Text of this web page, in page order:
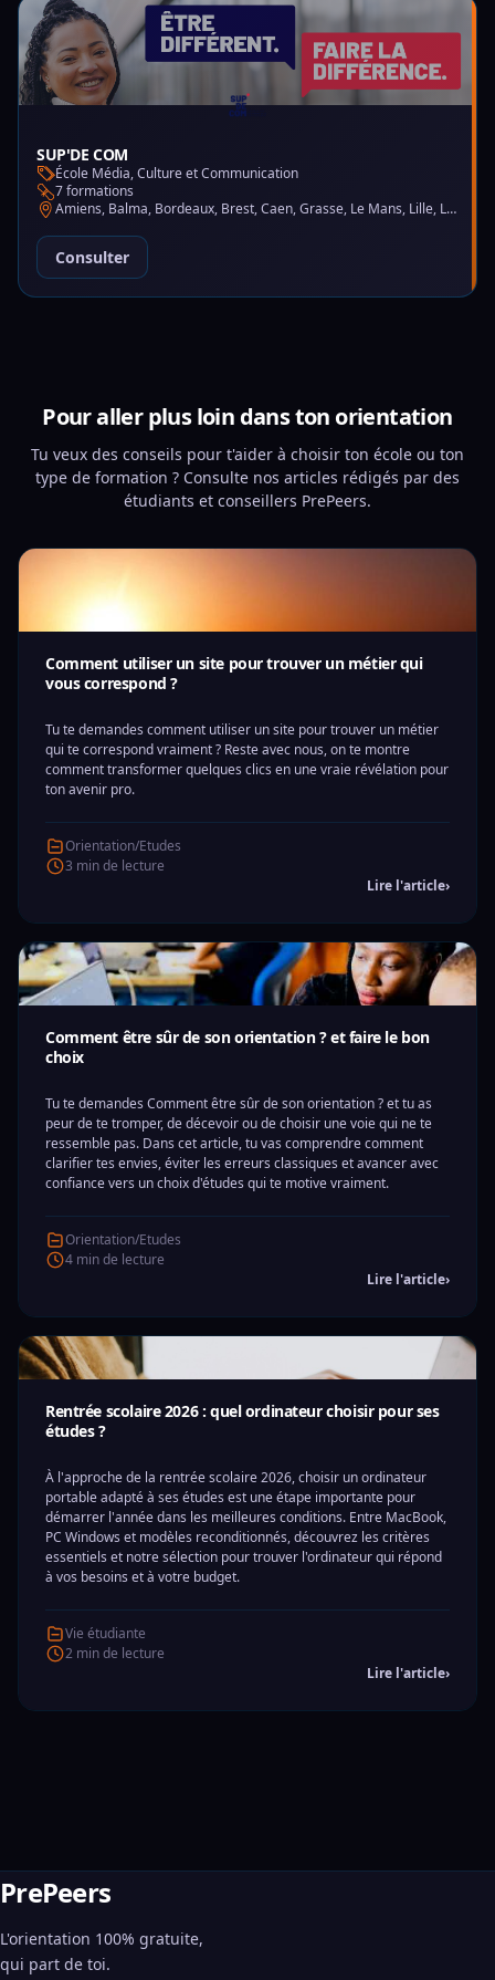
SUP'DE COM
École Média, Culture et Communication
7 formations
Amiens, Balma, Bordeaux, Brest, Caen, Grasse, Le Mans, Lille, Lyon, Montpellier, Nantes, Nice, Paris, Saint-Martin-d'Hères
Consulter
Pour aller plus loin dans ton orientation
Tu veux des conseils pour t'aider à choisir ton école ou ton
type de formation ? Consulte nos articles rédigés par des
étudiants et conseillers PrePeers.
Comment utiliser un site pour trouver un métier qui
vous correspond ?
Tu te demandes comment utiliser un site pour trouver un métier
qui te correspond vraiment ? Reste avec nous, on te montre
comment transformer quelques clics en une vraie révélation pour
ton avenir pro.
Orientation/Etudes
3 min de lecture
Lire l'article›
Comment être sûr de son orientation ? et faire le bon
choix
Tu te demandes Comment être sûr de son orientation ? et tu as
peur de te tromper, de décevoir ou de choisir une voie qui ne te
ressemble pas. Dans cet article, tu vas comprendre comment
clarifier tes envies, éviter les erreurs classiques et avancer avec
confiance vers un choix d'études qui te motive vraiment.
Orientation/Etudes
4 min de lecture
Lire l'article›
Rentrée scolaire 2026 : quel ordinateur choisir pour ses
études ?
À l'approche de la rentrée scolaire 2026, choisir un ordinateur
portable adapté à ses études est une étape importante pour
démarrer l'année dans les meilleures conditions. Entre MacBook,
PC Windows et modèles reconditionnés, découvrez les critères
essentiels et notre sélection pour trouver l'ordinateur qui répond
à vos besoins et à votre budget.
Vie étudiante
2 min de lecture
Lire l'article›
PrePeers
L'orientation 100% gratuite,
qui part de toi.